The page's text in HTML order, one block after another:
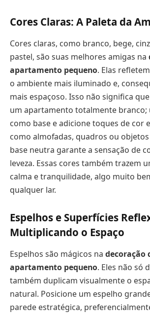
Cores Claras: A Paleta da
Cores claras, como branco, bege,
pastel, são suas melhores amigas na
apartamento pequeno. Elas
o ambiente mais iluminado e,
mais espaçoso. Isso não significa
um apartamento totalmente branco;
como base e adicione toques de cor
como almofadas, quadros ou
base neutra garante a sensação de
leveza. Essas cores também trazem
calma e tranquilidade, algo muito
qualquer lar.
Espelhos e Superfícies
Multiplicando o Espaço
Espelhos são mágicos na decoração
apartamento pequeno. Eles não só
também duplicam visualmente o
natural. Posicione um espelho
parede estratégica,